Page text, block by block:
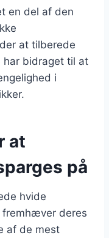
en del af den
at tilberede
bidraget til at
i
at
på
hvide
fremhæver deres
af de mest